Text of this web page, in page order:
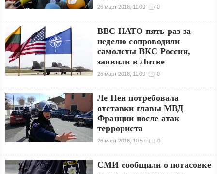
26 март 2018, 11:09 0
ВВС НАТО пять раз за
неделю сопроводили
самолеты ВКС России,
заявили в Литве
26 март 2018, 11:09 0
Ле Пен потребовала
отставки главы МВД
Франции после атак
террориста
26 март 2018, 10:57 0
СМИ сообщили о потасовке